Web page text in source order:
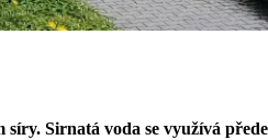
Sirnatá voda se využívá